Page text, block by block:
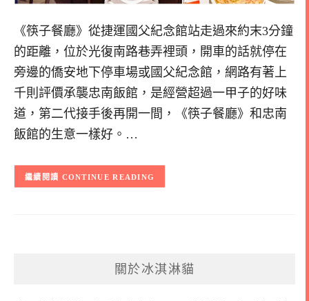
《筷子餐廳》從捷運國父紀念館站走過來約末3分鐘
的距離，位於光復南路巷弄裡頭，開車的話就停在
旁邊的僑安地下停車場或國父紀念館，網路有著上
千則評價承襲忠南飯館，是經營超過一甲子的好味
道，第二代接手後再開一間，《筷子餐廳》和忠南
飯館的生意一樣好。…
CONTINUE READING
關於冰淇淋貓